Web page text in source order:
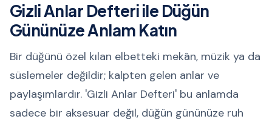
Gizli Anlar Defteri ile Düğün
Gününüze Anlam Katın
Bir düğünü özel kılan elbetteki mekân, müzik ya da
süslemeler değildir; kalpten gelen anlar ve
paylaşımlardır. 'Gizli Anlar Defteri' bu anlamda
sadece bir aksesuar değil, düğün gününüze ruh